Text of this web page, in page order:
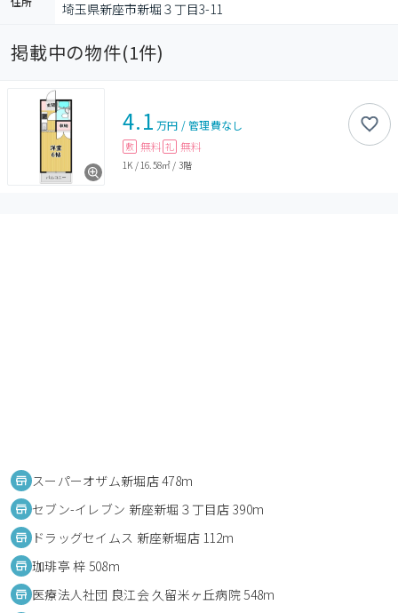
埼玉県新座市新堀３丁目3-11
掲載中の物件(1件)
4.1 万円 /管理費なし
敷 無料 礼 無料
1K / 16.58㎡ / 3階
スーパーオザム新堀店 478m
セブン-イレブン 新座新堀３丁目店 390m
ドラッグセイムス 新座新堀店 112m
珈琲亭 梓 508m
医療法人社団 良江会 久留米ヶ丘病院 548m